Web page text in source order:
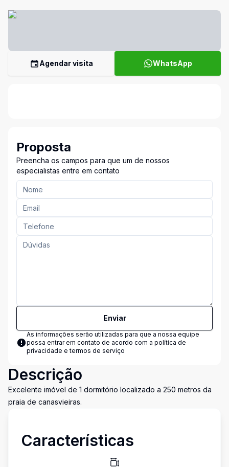
Agendar visita WhatsApp
Proposta
Preencha os campos para que um de nossos
especialistas entre em contato
Enviar
As informações serão utilizadas para que a nossa equipe
possa entrar em contato de acordo com a política de
privacidade e termos de serviço
Descrição
Excelente imóvel de 1 dormitório localizado a 250 metros da
praia de canasvieiras.
Características